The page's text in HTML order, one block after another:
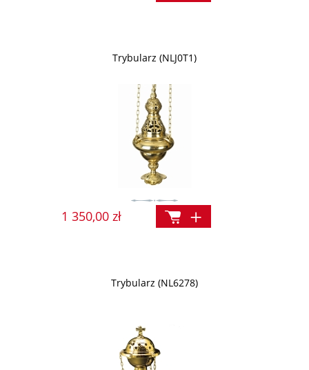
Trybularz (NLJ0T1)
1 350,00 zł
Trybularz (NL6278)